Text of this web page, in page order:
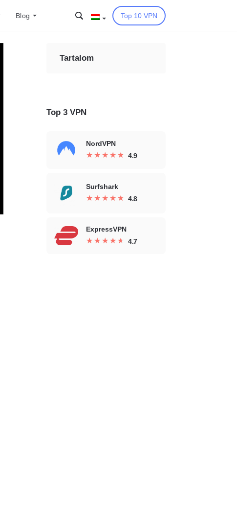
Blog Top 10 VPN
Tartalom
Top 3 VPN
NordVPN
★ ★ ★ ★ ★
★ ★ ★ ★ ★ 4.9
Surfshark
★ ★ ★ ★ ★
★ ★ ★ ★ ★ 4.8
ExpressVPN
★ ★ ★ ★ ★
★ ★ ★ ★ ★ 4.7